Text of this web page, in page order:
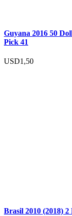
Guyana 2016 50
Pick 41
USD1,50
Brasil 2010 (2018) 2